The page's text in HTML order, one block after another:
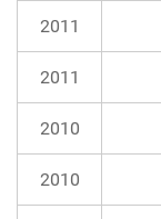
2011
2011
2010
2010